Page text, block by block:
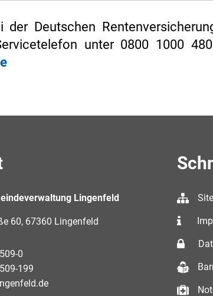
Deutschen
unter 0800 1000
Lingenfeld
60, 67360 Lingenfeld
0
199